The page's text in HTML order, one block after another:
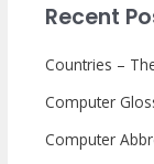
Recent
Countries –
Computer
Computer